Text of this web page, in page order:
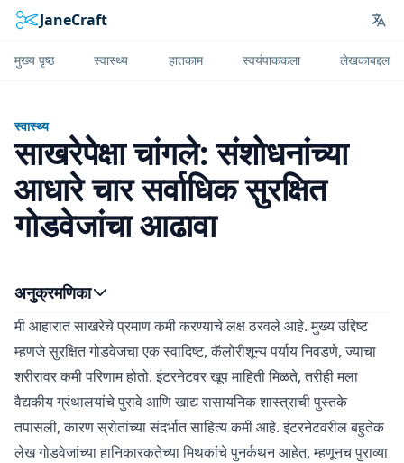
JaneCraft
मुख्य पृष्ठ स्वास्थ्य हातकाम स्वयंपाककला लेखकाबद्दल
स्वास्थ्य
साखरेपेक्षा चांगले: संशोधनांच्या
आधारे चार सर्वाधिक सुरक्षित
गोडवेजांचा आढावा
मी आहारात साखरेचे प्रमाण कमी करण्याचे लक्ष ठरवले आहे. मुख्य उद्दिष्ट
म्हणजे सुरक्षित गोडवेजचा एक स्वादिष्ट, कॅलोरीशून्य पर्याय निवडणे, ज्याचा
शरीरावर कमी परिणाम होतो. इंटरनेटवर खूप माहिती मिळते, तरीही मला
वैद्यकीय ग्रंथालयांचे पुरावे आणि खाद्य रासायनिक शास्त्राची पुस्तके
तपासली, कारण स्रोतांच्या संदर्भात साहित्य कमी आहे. इंटरनेटवरील बहुतेक
लेख गोडवेजांच्या हानिकारकतेच्या मिथकांचे पुनर्कथन आहेत, म्हणूनच पुराव्या
अनुक्रमणिका